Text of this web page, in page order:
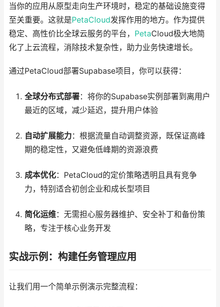
当你的应用从原型走向生产环境时，稳定的基础设施变得
至关重要。这就是PetaCloud发挥作用的地方。作为提供
稳定、高性价比全球云服务的平台， PetaCloud极大地简
化了上云流程，消除技术复杂性，助力业务快速增长。
通过PetaCloud部署Supabase项目，你可以获得：
全球分布式部署：将你的Supabase实例部署到离用户
最近的区域，减少延迟，提升用户体验
自动扩展能力：根据流量自动调整资源，既保证高峰
期的稳定性，又避免低峰期的资源浪费
成本优化：PetaCloud的定价策略透明且具有竞争
力，特别适合初创企业和成长型项目
简化运维：无需担心服务器维护、安全补丁和备份策
略，专注于核心业务开发
实战示例：构建任务管理应用
让我们用一个简单示例演示完整流程：